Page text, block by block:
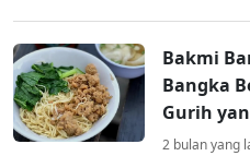
Bakmi
Bangka
Gurih
2 bulan yang